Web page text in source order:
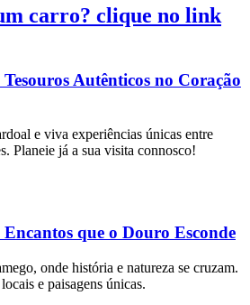
carro? clique no link
Autênticos no Coração
e viva experiências únicas entre
Planeie já a sua visita connosco!
que o Douro Esconde
onde história e natureza se cruzam.
e paisagens únicas.